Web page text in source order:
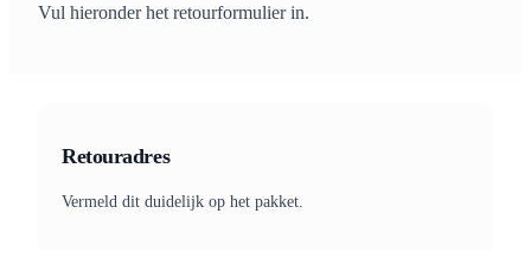
Vul hieronder het retourformulier in.
Retouradres
Vermeld dit duidelijk op het pakket.